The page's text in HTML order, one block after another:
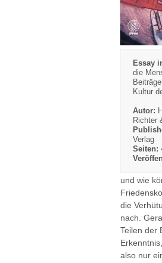
Essay
die
Kultur
Autor:
Richter
Verlag
Seiten:
und wie
die
nach.
Teilen der
also nur